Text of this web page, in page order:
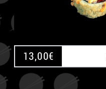
13,00€